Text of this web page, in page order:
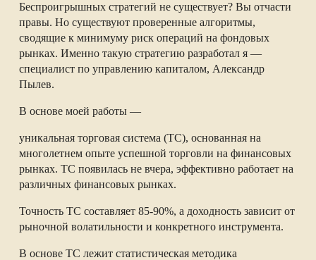
Беспроигрышных стратегий не существует? Вы отчасти
правы. Но существуют проверенные алгоритмы,
сводящие к минимуму риск операций на фондовых
рынках. Именно такую стратегию разработал я —
специалист по управлению капиталом, Александр
Пылев.
В основе моей работы —
уникальная торговая система (ТС), основанная на
многолетнем опыте успешной торговли на финансовых
рынках. ТС появилась не вчера, эффективно работает на
различных финансовых рынках.
Точность ТС составляет 85-90%, а доходность зависит от
рыночной волатильности и конкретного инструмента.
В основе ТС лежит статистическая методика